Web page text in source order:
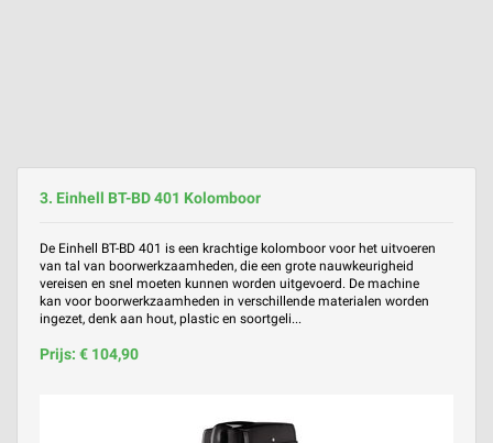
3. Einhell BT-BD 401 Kolomboor
De Einhell BT-BD 401 is een krachtige kolomboor voor het uitvoeren
van tal van boorwerkzaamheden, die een grote nauwkeurigheid
vereisen en snel moeten kunnen worden uitgevoerd. De machine
kan voor boorwerkzaamheden in verschillende materialen worden
ingezet, denk aan hout, plastic en soortgeli...
Prijs: € 104,90